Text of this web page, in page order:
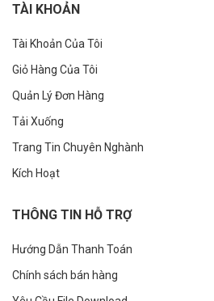
TÀI KHOẢN
Tài Khoản Của Tôi
Giỏ Hàng Của Tôi
Quản Lý Đơn Hàng
Tải Xuống
Trang Tin Chuyên Nghành
Kích Hoạt
THÔNG TIN HỖ TRỢ
Hướng Dẫn Thanh Toán
Chính sách bán hàng